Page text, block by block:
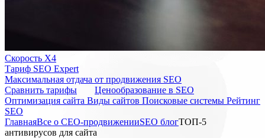
Скорость Х4
Тариф SEO Expert
Максимальная отдача от продвижения SEO
Cравнить тарифы
Ценообразование в SEO
Оптимизация сайта Виды сайтов Поисковые системы Рейтинг
SEO
ГлавнаяВсе о СЕО-продвиженииSEO блогТОП-5
антивирусов для сайта